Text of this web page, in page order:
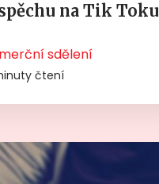
na Tik Toku
sdělení
čtení